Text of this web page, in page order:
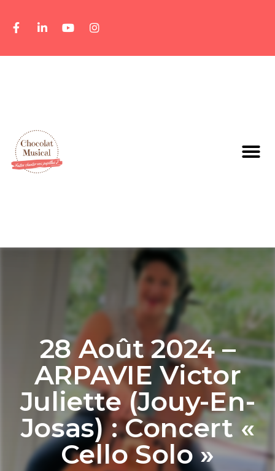
28 Août 2024 –
ARPAVIE Victor
Juliette (Jouy-En-
Josas) : Concert «
Cello Solo »